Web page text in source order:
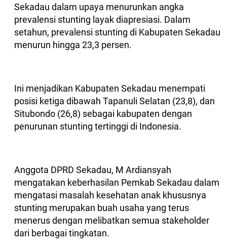
Sekadau dalam upaya menurunkan angka
prevalensi stunting layak diapresiasi. Dalam
setahun, prevalensi stunting di Kabupaten Sekadau
menurun hingga 23,3 persen.
Ini menjadikan Kabupaten Sekadau menempati
posisi ketiga dibawah Tapanuli Selatan (23,8), dan
Situbondo (26,8) sebagai kabupaten dengan
penurunan stunting tertinggi di Indonesia.
Anggota DPRD Sekadau, M Ardiansyah
mengatakan keberhasilan Pemkab Sekadau dalam
mengatasi masalah kesehatan anak khususnya
stunting merupakan buah usaha yang terus
menerus dengan melibatkan semua stakeholder
dari berbagai tingkatan.